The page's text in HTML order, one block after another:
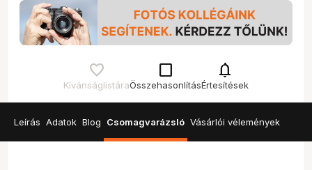
Kívánságlistára
check_box_outline_blank
Összehasonlítás
notifications
Értesítések
Leírás Adatok Blog Csomagvarázsló Vásárlói vélemények